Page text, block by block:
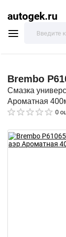
autogek.ru
Brembo
Смазка
Ароматная
0